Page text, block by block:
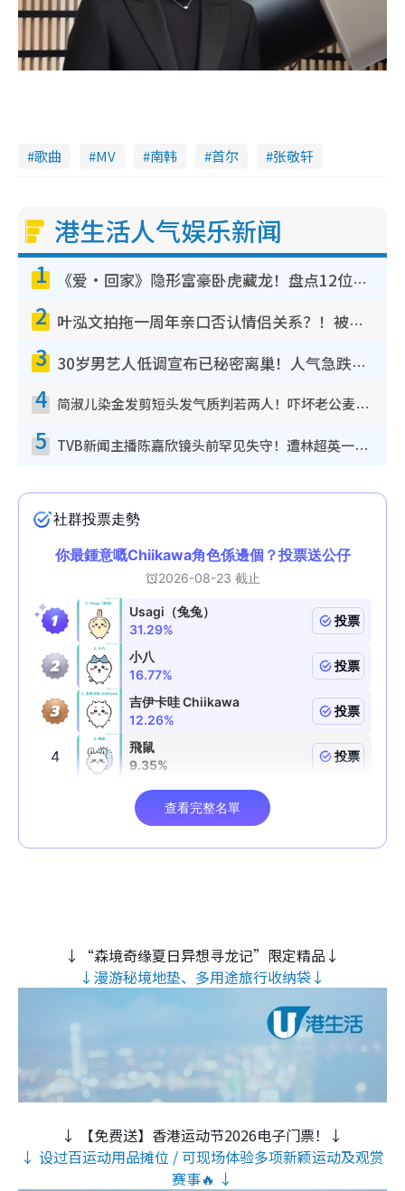
歌曲 MV 南韩 首尔 张敬轩
港生活人气娱乐新闻
1 《爱·回家》隐形富豪卧虎藏龙！盘点12位财气逼人的有钱艺人：这位美女3亿身家不愁做
2 叶泓文拍拖一周年亲口否认情侣关系？！被质疑感情造假竟称GM“普通同事”
3 30岁男艺人低调宣布已秘密离巢！人气急跌变失踪人口：“这几年过得并不容易”
4 简淑儿染金发剪短头发气质判若两人！吓坏老公麦大力都认不出：“你做什么？”
5 TVB新闻主播陈嘉欣镜头前罕见失守！遭林超英一句话突袭吓坏当场大笑
↓“森境奇缘夏日异想寻龙记”限定精品↓
↓漫游秘境地垫、多用途旅行收纳袋↓
↓ 【免费送】香港运动节2026电子门票！↓
↓ 设过百运动用品摊位 / 可现场体验多项新颖运动及观赏
赛事🔥 ↓